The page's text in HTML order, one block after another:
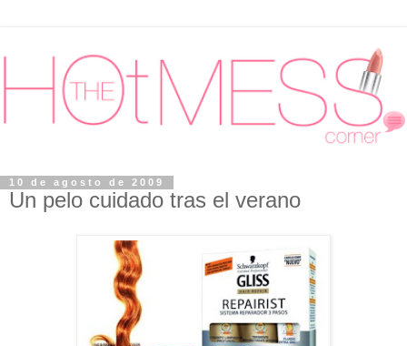
10 de agosto de 2009
Un pelo cuidado tras el verano